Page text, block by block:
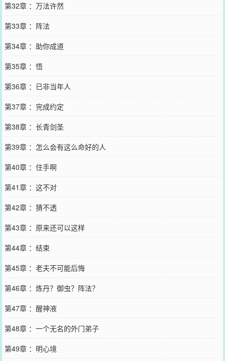
第32章 ：万法许然
第33章 ：阵法
第34章 ：助你成道
第35章 ：悟
第36章 ：已非当年人
第37章 ：完成约定
第38章 ：长青剑圣
第39章 ：怎么会有这么命好的人
第40章 ：住手啊
第41章 ：这不对
第42章 ：猜不透
第43章 ：原来还可以这样
第44章 ：结束
第45章 ：老夫不可能后悔
第46章 ：炼丹？御虫？阵法？
第47章 ：醒神液
第48章 ：一个无名的外门弟子
第49章 ：明心境